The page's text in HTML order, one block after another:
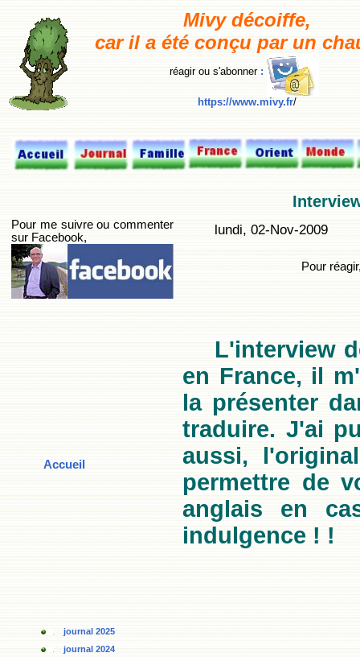
Mivy décoiffe,
car il a été conçu par un
réagir ou s'abonner :
https://www.mivy.fr/
Pour me suivre ou commenter
sur Facebook,
lundi, 02-Nov-2009
Pour
Accueil
L'interview
en France, il
la présenter
traduire. J'ai
aussi,
permettre de
anglais en
indulgence ! !
journal 2025
journal 2024